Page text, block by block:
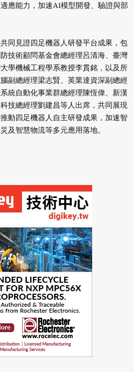
應能力，加速AI模型開發、驗證與部
同見證四足機器人研發平台成果，包
技術顧問基金會總經理呂清海、臺灣
學機械工程學系教授李貫銘，以及所
副總經理梁志賢、英業達資深副總經
統自動化事業群總經理陳恆偉、新漢
技總經理劉建昌等人出席，共同展現
動四足機器人自主研發成果，加速智
及智慧物流等多元應用落地。